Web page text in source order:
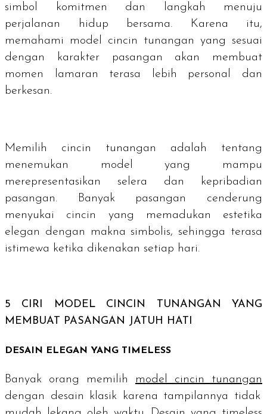
simbol komitmen dan langkah menuju
perjalanan hidup bersama. Karena itu,
memahami model cincin tunangan yang sesuai
dengan karakter pasangan akan membuat
momen lamaran terasa lebih personal dan
berkesan.
Memilih cincin tunangan adalah tentang
menemukan model yang mampu
merepresentasikan selera dan kepribadian
pasangan. Banyak pasangan cenderung
menyukai cincin yang memadukan estetika
elegan dengan makna simbolis, sehingga terasa
istimewa ketika dikenakan setiap hari.
5 CIRI MODEL CINCIN TUNANGAN YANG
MEMBUAT PASANGAN JATUH HATI
DESAIN ELEGAN YANG TIMELESS
Banyak orang memilih model cincin tunangan
dengan desain klasik karena tampilannya tidak